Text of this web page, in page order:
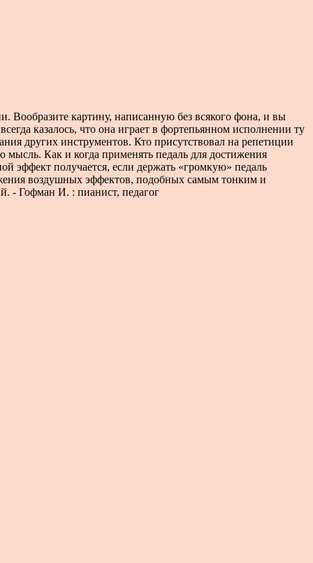
Вообразите картину, написанную без всякого фона, и вы
казалось, что она играет в фортепьянном исполнении ту
других инструментов. Кто присутствовал на репетиции
Как и когда применять педаль для достижения
эффект получается, если держать «громкую» педаль
воздушных эффектов, подобных самым тонким и
- Гофман И. : пианист, педагог